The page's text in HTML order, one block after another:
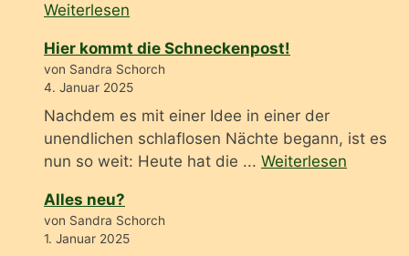
Weiterlesen
Hier kommt die Schneckenpost!
von Sandra Schorch
4. Januar 2025
Nachdem es mit einer Idee in einer der
unendlichen schlaflosen Nächte begann, ist es
nun so weit: Heute hat die ... Weiterlesen
Alles neu?
von Sandra Schorch
1. Januar 2025